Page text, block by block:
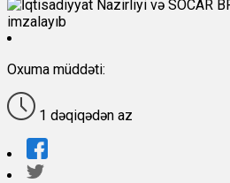
Oxuma müddəti:
1 dəqiqədən az